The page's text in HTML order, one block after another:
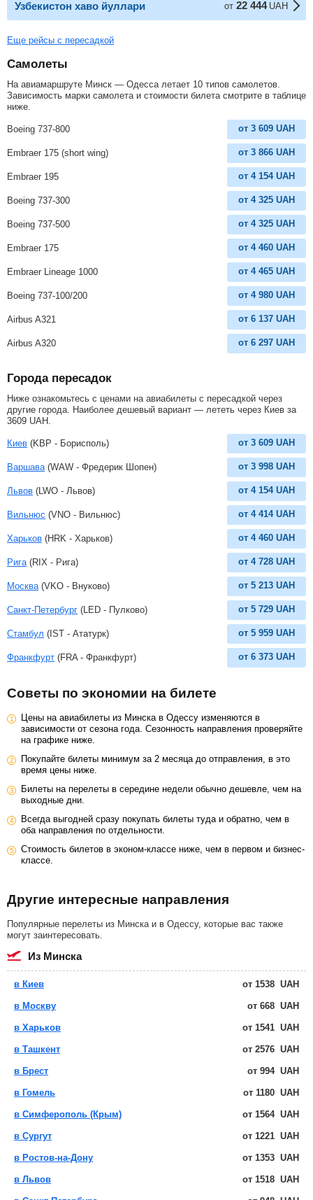
Узбекистон хаво йуллари от 22 444 UAH
Еще рейсы с пересадкой
Самолеты
На авиамаршруте Минск — Одесса летает 10 типов самолетов.
Зависимость марки самолета и стоимости билета смотрите в таблице
ниже.
Boeing 737-800 от 3 609 UAH
Embraer 175 (short wing) от 3 866 UAH
Embraer 195 от 4 154 UAH
Boeing 737-300 от 4 325 UAH
Boeing 737-500 от 4 325 UAH
Embraer 175 от 4 460 UAH
Embraer Lineage 1000 от 4 465 UAH
Boeing 737-100/200 от 4 980 UAH
Airbus A321 от 6 137 UAH
Airbus A320 от 6 297 UAH
Города пересадок
Ниже ознакомьтесь с ценами на авиабилеты с пересадкой через
другие города. Наиболее дешевый вариант — лететь через Киев за
3609 UAH
Киев (KBP - Борисполь) от 3 609 UAH
Варшава (WAW - Фредерик Шопен) от 3 998 UAH
Львов (LWO - Львов) от 4 154 UAH
Вильнюс (VNO - Вильнюс) от 4 414 UAH
Харьков (HRK - Харьков) от 4 460 UAH
Рига (RIX - Рига) от 4 728 UAH
Москва (VKO - Внуково) от 5 213 UAH
Санкт-Петербург (LED - Пулково) от 5 729 UAH
Стамбул (IST - Ататурк) от 5 959 UAH
Франкфурт (FRA - Франкфурт) от 6 373 UAH
Советы по экономии на билете
Цены на авиабилеты из Минска в Одессу изменяются в
зависимости от сезона года. Сезонность направления проверяйте
на графике ниже.
Покупайте билеты минимум за 2 месяца до отправления, в это
время цены ниже.
Билеты на перелеты в середине недели обычно дешевле, чем на
выходные дни.
Всегда выгодней сразу покупать билеты туда и обратно, чем в
оба направления по отдельности.
Стоимость билетов в эконом-классе ниже, чем в первом и бизнес-
классе.
Другие интересные направления
Популярные перелеты из Минска и в Одессу, которые вас также
могут заинтересовать.
из Минска
в Киев от 1538 UAH
в Москву от 668 UAH
в Харьков от 1541 UAH
в Ташкент от 2576 UAH
в Брест от 994 UAH
в Гомель от 1180 UAH
в Симферополь (Крым) от 1564 UAH
в Сургут от 1221 UAH
в Ростов-на-Дону от 1353 UAH
в Львов от 1518 UAH